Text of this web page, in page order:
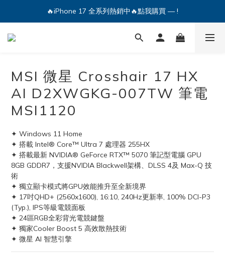
🔥iPhone 17 全系列熱銷中🔥點我購買 — !
💕加入Q哥 Line 新好友領優惠券！🎫
🔥iPhone 17 全系列熱銷中🔥點我購買 — !
MSI 微星 Crosshair 17 HX
AI D2XWGKG-007TW 筆電
MSI1120
✦ Windows 11 Home
✦ 搭載 Intel® Core™ Ultra 7 處理器 255HX
✦ 搭載最新 NVIDIA® GeForce RTX™ 5070 筆記型電腦 GPU
8GB GDDR7，支援NVIDIA Blackwell架構、DLSS 4及 Max-Q 技
術
✦ 獨立顯卡模式將GPU效能推升至全新境界
✦ 17吋QHD+ (2560x1600), 16:10, 240Hz更新率, 100% DCI-P3
(Typ.), IPS等級電競面板
✦ 24區RGB全彩背光電競鍵盤
✦ 獨家Cooler Boost 5 高效散熱技術
✦ 微星 AI 智慧引擎